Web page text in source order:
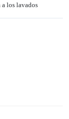
los lavados